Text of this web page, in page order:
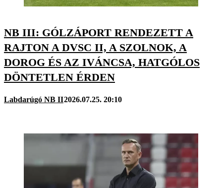
NB III: GÓLZÁPORT RENDEZETT A
RAJTON A DVSC II, A SZOLNOK, A
DOROG ÉS AZ IVÁNCSA, HATGÓLOS
DÖNTETLEN ÉRDEN
Labdarúgó NB II2026.07.25. 20:10